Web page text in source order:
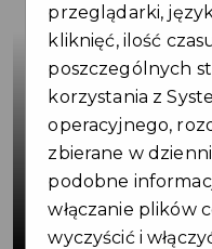
Aktywna
Gminie Ujazd
przeglądarki,
kliknięć, ilość
poszczególnych
korzystania z
operacyjnego,
zbierane w
podobne
włączanie plików
wyczyścić i